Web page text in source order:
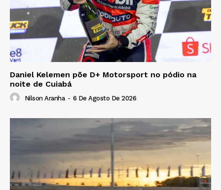
Daniel Kelemen põe D+ Motorsport no pódio na
noite de Cuiabá
Nilson Aranha - 6 De Agosto De 2026